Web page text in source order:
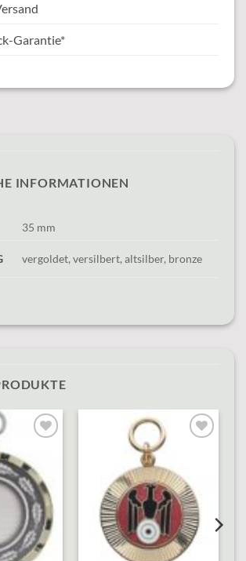
Garantie*
INFORMATIONEN
35 mm
vergoldet, versilbert, altsilber, bronze
wishlist